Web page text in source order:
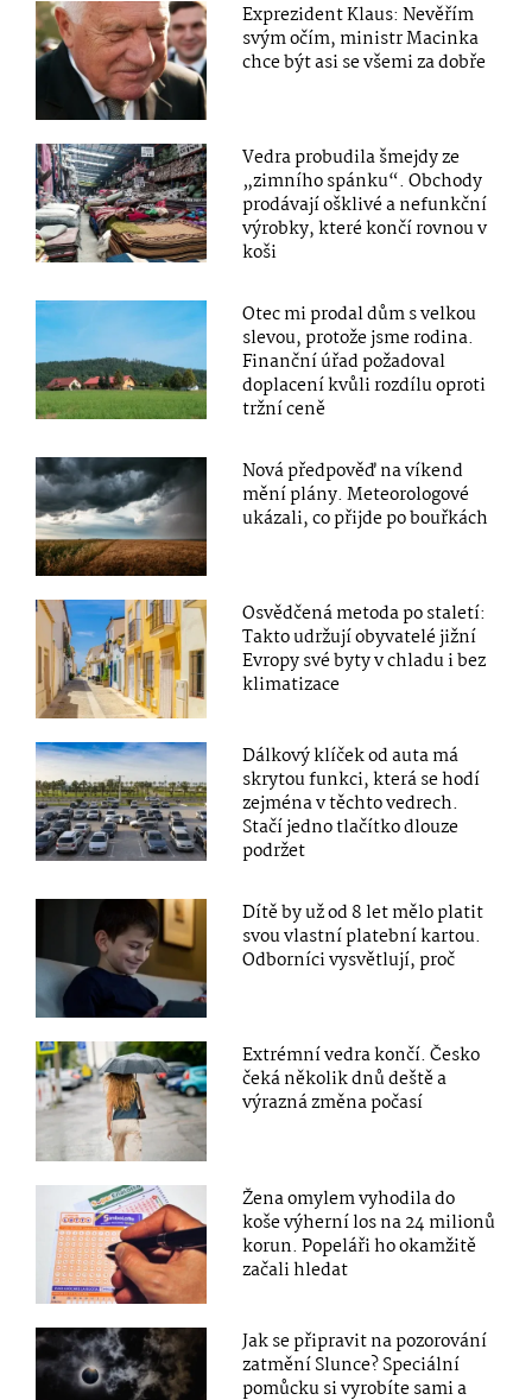
Exprezident Klaus: Nevěřím
svým očím, ministr Macinka
chce být asi se všemi za dobře
Vedra probudila šmejdy ze
„zimního spánku“. Obchody
prodávají ošklivé a nefunkční
výrobky, které končí rovnou v
koši
Otec mi prodal dům s velkou
slevou, protože jsme rodina.
Finanční úřad požadoval
doplacení kvůli rozdílu oproti
tržní ceně
Nová předpověď na víkend
mění plány. Meteorologové
ukázali, co přijde po bouřkách
Osvědčená metoda po staletí:
Takto udržují obyvatelé jižní
Evropy své byty v chladu i bez
klimatizace
Dálkový klíček od auta má
skrytou funkci, která se hodí
zejména v těchto vedrech.
Stačí jedno tlačítko dlouze
podržet
Dítě by už od 8 let mělo platit
svou vlastní platební kartou.
Odborníci vysvětlují, proč
Extrémní vedra končí. Česko
čeká několik dnů deště a
výrazná změna počasí
Žena omylem vyhodila do
koše výherní los na 24 milionů
korun. Popeláři ho okamžitě
začali hledat
Jak se připravit na pozorování
zatmění Slunce? Speciální
pomůcku si vyrobíte sami a